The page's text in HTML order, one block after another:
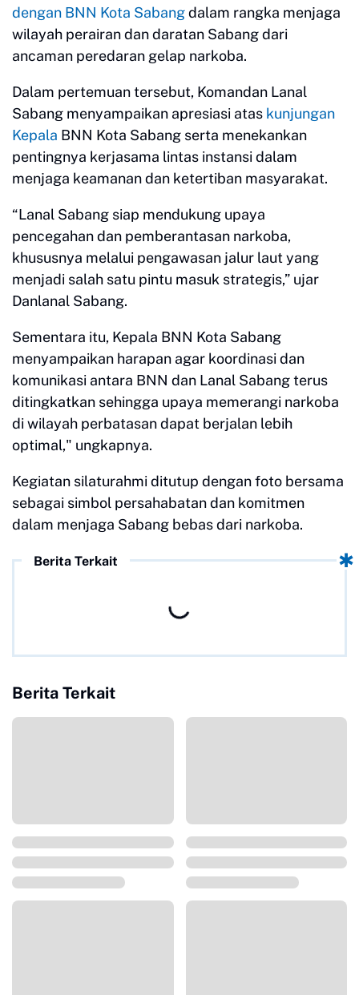
dengan BNN Kota Sabangdalam rangka menjaga
wilayah perairan dan daratan Sabang dari
ancaman peredaran gelap narkoba.
Dalam pertemuan tersebut, Komandan Lanal
Sabang menyampaikan apresiasi atas kunjungan
Kepala BNN Kota Sabang serta menekankan
pentingnya kerjasama lintas instansi dalam
menjaga keamanan dan ketertiban masyarakat.
“Lanal Sabang siap mendukung upaya
pencegahan dan pemberantasan narkoba,
khususnya melalui pengawasan jalur laut yang
menjadi salah satu pintu masuk strategis,” ujar
Danlanal Sabang.
Sementara itu, Kepala BNN Kota Sabang
menyampaikan harapan agar koordinasi dan
komunikasi antara BNN dan Lanal Sabang terus
ditingkatkan sehingga upaya memerangi narkoba
di wilayah perbatasan dapat berjalan lebih
optimal," ungkapnya.
Kegiatan silaturahmi ditutup dengan foto bersama
sebagai simbol persahabatan dan komitmen
dalam menjaga Sabang bebas dari narkoba.
Berita Terkait
Berita Terkait